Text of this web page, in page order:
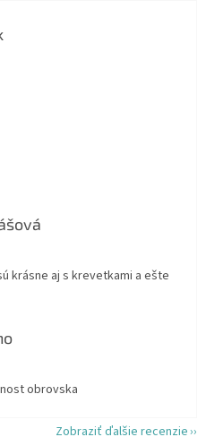
je 5 z 5 hviezdičiek.
je 5 z 5 hviezdičiek.
je 5 z 5 hviezdičiek.
krásne aj s krevetkami a ešte
je 5 z 5 hviezdičiek.
obrovska
Zobraziť ďalšie recenzie